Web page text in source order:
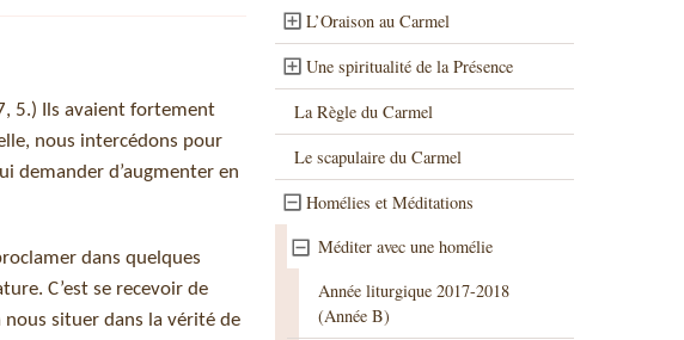
5.) Ils avaient fortement
nous intercédons pour
demander d’augmenter en
dans quelques
C’est se recevoir de
situer dans la vérité de
L’Oraison au Carmel
Une spiritualité de la Présence
La Règle du Carmel
Le scapulaire du Carmel
Homélies et Méditations
Méditer avec une homélie
Année liturgique 2017-2018
(Année B)